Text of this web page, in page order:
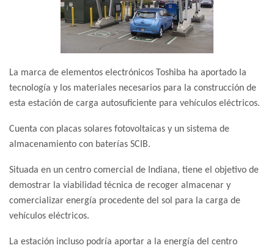
La marca de elementos electrónicos Toshiba ha aportado la
tecnología y los materiales necesarios para la construcción de
esta estación de carga autosuficiente para vehículos eléctricos.
Cuenta con placas solares fotovoltaicas y un sistema de
almacenamiento con baterías SCIB.
Situada en un centro comercial de Indiana, tiene el objetivo de
demostrar la viabilidad técnica de recoger almacenar y
comercializar energía procedente del sol para la carga de
vehículos eléctricos.
La estación incluso podría aportar a la energía del centro